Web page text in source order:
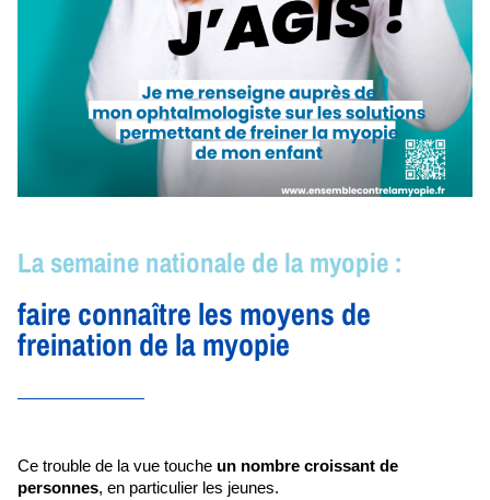
La semaine nationale de la myopie :
faire connaître les moyens de
freination de la myopie
Ce trouble de la vue touche un nombre croissant de
personnes, en particulier les jeunes.